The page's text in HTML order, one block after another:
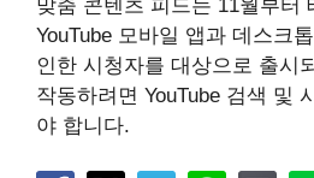
맞춤 콘텐츠 피드는 11월부터
YouTube 모바일 앱과 데스크
인한 시청자를 대상으로 출시
작동하려면 YouTube 검색 및
야 합니다.